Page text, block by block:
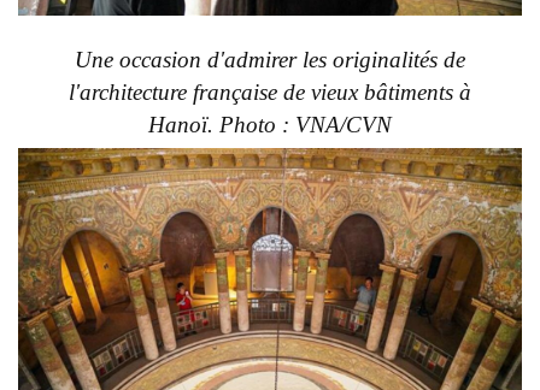
Une occasion d'admirer les originalités de
l'architecture française de vieux bâtiments à
Hanoï. Photo : VNA/CVN